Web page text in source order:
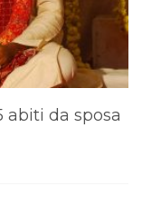
abiti da sposa